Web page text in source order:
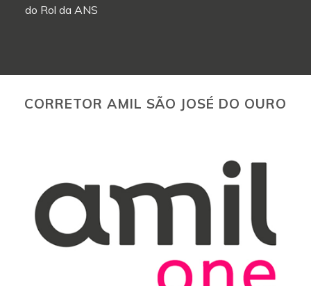
do Rol da ANS
CORRETOR AMIL SÃO JOSÉ DO OURO